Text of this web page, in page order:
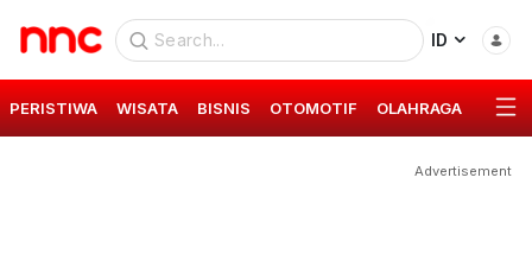
ID
PERISTIWA WISATA BISNIS OTOMOTIF OLAHRAGA GAYA
Advertisement